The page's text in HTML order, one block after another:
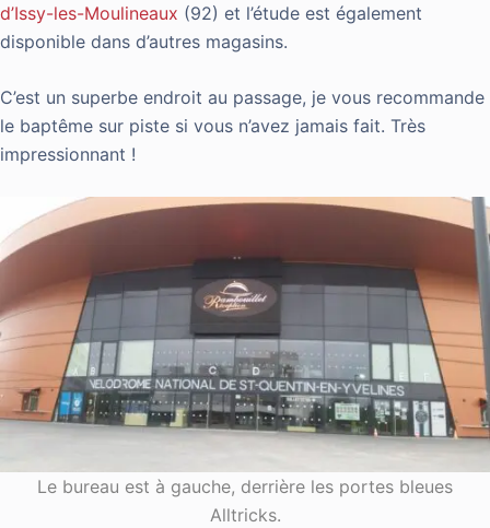
d’Issy-les-Moulineaux (92) et l’étude est également
disponible dans d’autres magasins.
C’est un superbe endroit au passage, je vous recommande
le baptême sur piste si vous n’avez jamais fait. Très
impressionnant !
Le bureau est à gauche, derrière les portes bleues
Alltricks.